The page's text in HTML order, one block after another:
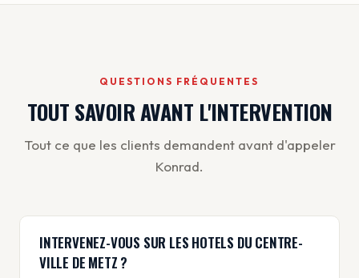
QUESTIONS FRÉQUENTES
TOUT SAVOIR AVANT L'INTERVENTION
Tout ce que les clients demandent avant d'appeler
Konrad.
INTERVENEZ-VOUS SUR LES HOTELS DU CENTRE-
VILLE DE METZ ?